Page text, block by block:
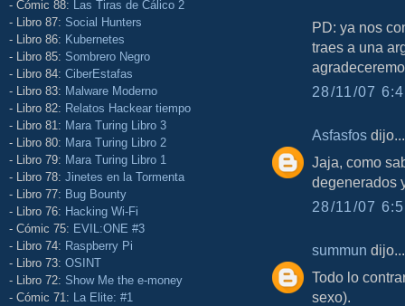
- Cómic 88: Las Tiras de Cálico 2
- Libro 87: Social Hunters
- Libro 86: Kubernetes
- Libro 85: Sombrero Negro
- Libro 84: CiberEstafas
- Libro 83: Malware Moderno
- Libro 82: Relatos Hackear tiempo
- Libro 81: Mara Turing Libro 3
- Libro 80: Mara Turing Libro 2
- Libro 79: Mara Turing Libro 1
- Libro 78: Jinetes en la Tormenta
- Libro 77: Bug Bounty
- Libro 76: Hacking Wi-Fi
- Cómic 75: EVIL:ONE #3
- Libro 74: Raspberry Pi
- Libro 73: OSINT
- Libro 72: Show Me the e-money
- Cómic 71: La Elite: #1
PD: ya nos
traes a una
28/11/07
Asfasfos dijo...
Jaja, como
degenerados
28/11/07
summun dijo...
Todo lo
sexo).